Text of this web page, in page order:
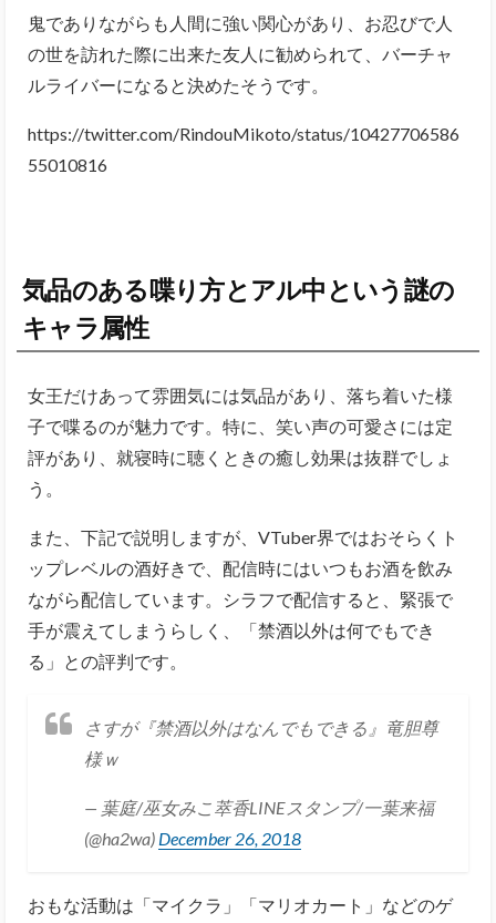
鬼でありながらも人間に強い関心があり、お忍びで人
の世を訪れた際に出来た友人に勧められて、バーチャ
ルライバーになると決めたそうです。
https://twitter.com/RindouMikoto/status/10427706586
55010816
気品のある喋り方とアル中という謎の
キャラ属性
女王だけあって雰囲気には気品があり、落ち着いた様
子で喋るのが魅力です。特に、笑い声の可愛さには定
評があり、就寝時に聴くときの癒し効果は抜群でしょ
う。
また、下記で説明しますが、VTuber界ではおそらくト
ップレベルの酒好きで、配信時にはいつもお酒を飲み
ながら配信しています。シラフで配信すると、緊張で
手が震えてしまうらしく、「禁酒以外は何でもでき
る」との評判です。
さすが『禁酒以外はなんでもできる』竜胆尊
様ｗ
— 葉庭/巫女みこ萃香LINEスタンプ/一葉来福
(@ha2wa) December 26, 2018
おもな活動は「マイクラ」「マリオカート」などのゲ